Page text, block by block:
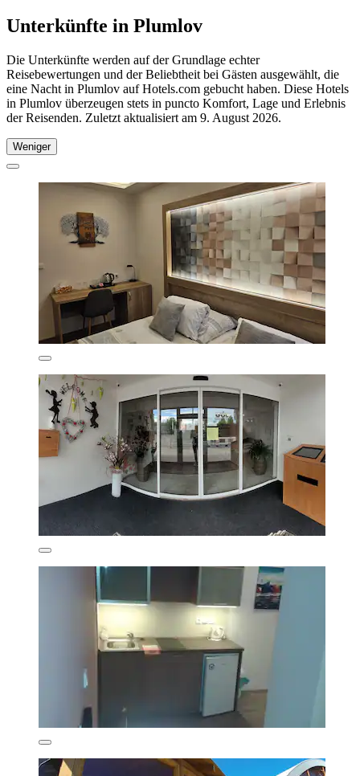
Unterkünfte in Plumlov
Die Unterkünfte werden auf der Grundlage echter
Reisebewertungen und der Beliebtheit bei Gästen ausgewählt, die
eine Nacht in Plumlov auf Hotels.com gebucht haben. Diese Hotels
in Plumlov überzeugen stets in puncto Komfort, Lage und Erlebnis
der Reisenden. Zuletzt aktualisiert am 9. August 2026.
Weniger